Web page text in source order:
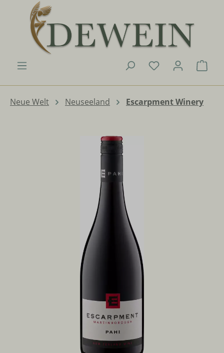
Zum Hauptinhalt springen
Du hast 0
Neue Welt Neuseeland Escarpment Winery